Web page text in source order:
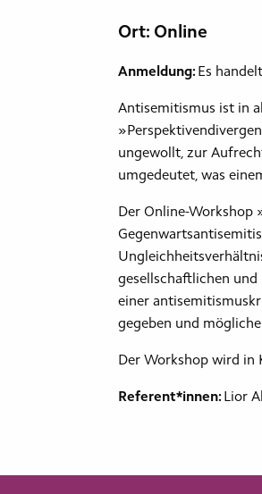
Ort: Online
Anmeldung: Es
Antisemitismus ist in
ungewollt, zur
umgedeutet, was
Der Online-Workshop
gesellschaftlichen
einer
gegeben und
Der Workshop wird in
Referent*innen: Lior